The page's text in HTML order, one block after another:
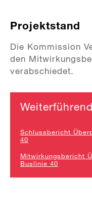
Projektstand
Die Kommission
den
verabschiedet.
Schlussbericht
40
Mitwirkungsbericht
Buslinie 40